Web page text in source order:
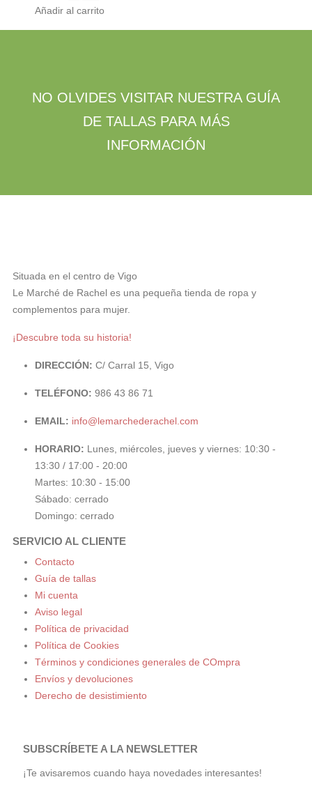
precio precio
Añadir al carrito
NO OLVIDES VISITAR NUESTRA GUÍA
DE TALLAS PARA MÁS
INFORMACIÓN
Situada en el centro de Vigo
Le Marché de Rachel es una pequeña tienda de ropa y
complementos para mujer.
¡Descubre toda su historia!
DIRECCIÓN: C/ Carral 15, Vigo
TELÉFONO: 986 43 86 71
EMAIL: info@lemarchederachel.com
HORARIO: Lunes, miércoles, jueves y viernes: 10:30 -
13:30 / 17:00 - 20:00
Martes: 10:30 - 15:00
Sábado: cerrado
Domingo: cerrado
SERVICIO AL CLIENTE
Contacto
Guía de tallas
Mi cuenta
Aviso legal
Política de privacidad
Política de Cookies
Términos y condiciones generales de COmpra
Envíos y devoluciones
Derecho de desistimiento
SUBSCRÍBETE A LA NEWSLETTER
¡Te avisaremos cuando haya novedades interesantes!